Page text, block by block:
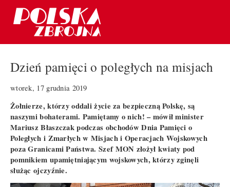
Dzień pamięci o poległych na misjach
wtorek, 17 grudnia 2019
Żołnierze, którzy oddali życie za bezpieczną Polskę, są
naszymi bohaterami. Pamiętamy o nich! – mówił minister
Mariusz Błaszczak podczas obchodów Dnia Pamięci o
Poległych i Zmarłych w Misjach i Operacjach Wojskowych
poza Granicami Państwa. Szef MON złożył kwiaty pod
pomnikiem upamiętniającym wojskowych, którzy zginęli
służąc ojczyźnie.